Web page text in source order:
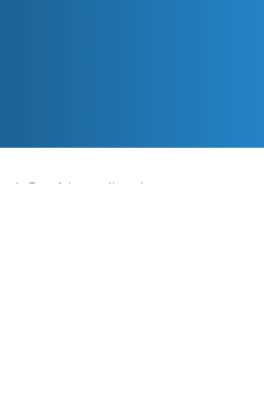
| Cookie policy
|